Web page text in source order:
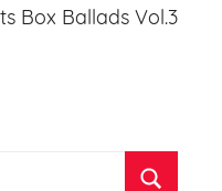
Box Ballads Vol.3